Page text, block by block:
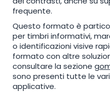
frequente.
Questo formato è
per timbri informativi,
o identificazioni visive
formato con altre
consultare la sezione
sono presenti tutte le
applicative.